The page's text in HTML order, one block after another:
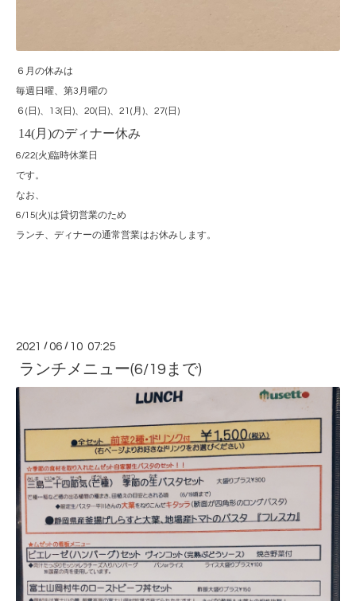
６月の休みは
毎週日曜、第3月曜の
６(日)、13(日)、20(日)、21(月)、27(日)
14(月)のディナー休み
6/22(火)臨時休業日
です。
なお、
6/15(火)は貸切営業のため
ランチ、ディナーの通常営業はお休みします。
2021 /06 / 10 07:25
ランチメニュー(6/19まで)